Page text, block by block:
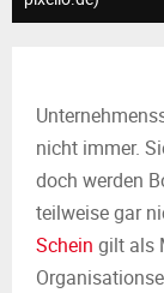
nicht immer.
doch werden
teilweise gar
Schein gilt als